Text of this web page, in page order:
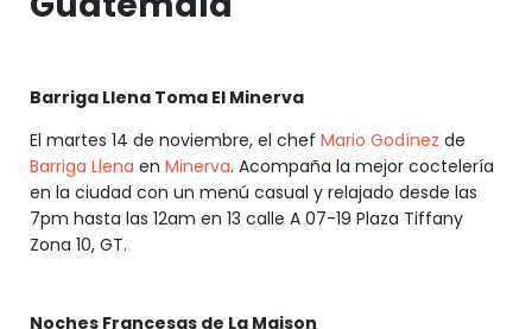
Barriga Llena Toma El Minerva
El martes 14 de noviembre, el chef Mario Godínez de
Barriga Llena en Minerva. Acompaña la mejor coctelería
en la ciudad con un menú casual y relajado desde las
7pm hasta las 12am en 13 calle A 07-19 Plaza Tiffany
Zona 10, GT.
Noches Francesas de La Maison